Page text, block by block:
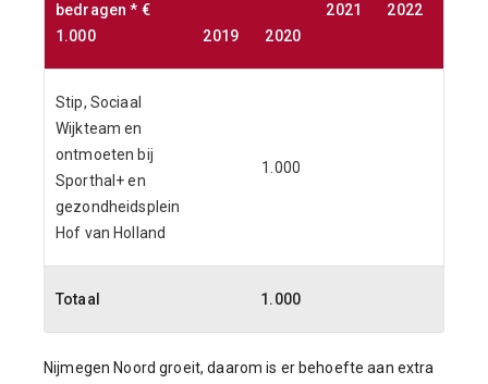
bedragen * €
1.000
2019 2020
2021 2022
Stip, Sociaal
Wijkteam en
ontmoeten bij
Sporthal+ en
gezondheidsplein
Hof van Holland
1.000
Totaal 1.000
Nijmegen Noord groeit, daarom is er behoefte aan extra